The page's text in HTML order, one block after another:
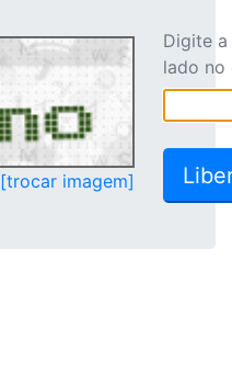
[trocar imagem]
Digite
lado no